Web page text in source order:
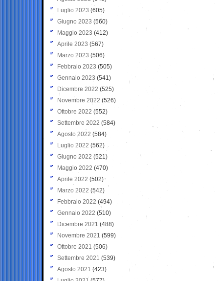
Luglio 2023 (605)
Giugno 2023 (560)
Maggio 2023 (412)
Aprile 2023 (567)
Marzo 2023 (506)
Febbraio 2023 (505)
Gennaio 2023 (541)
Dicembre 2022 (525)
Novembre 2022 (526)
Ottobre 2022 (552)
Settembre 2022 (584)
Agosto 2022 (584)
Luglio 2022 (562)
Giugno 2022 (521)
Maggio 2022 (470)
Aprile 2022 (502)
Marzo 2022 (542)
Febbraio 2022 (494)
Gennaio 2022 (510)
Dicembre 2021 (488)
Novembre 2021 (599)
Ottobre 2021 (506)
Settembre 2021 (539)
Agosto 2021 (423)